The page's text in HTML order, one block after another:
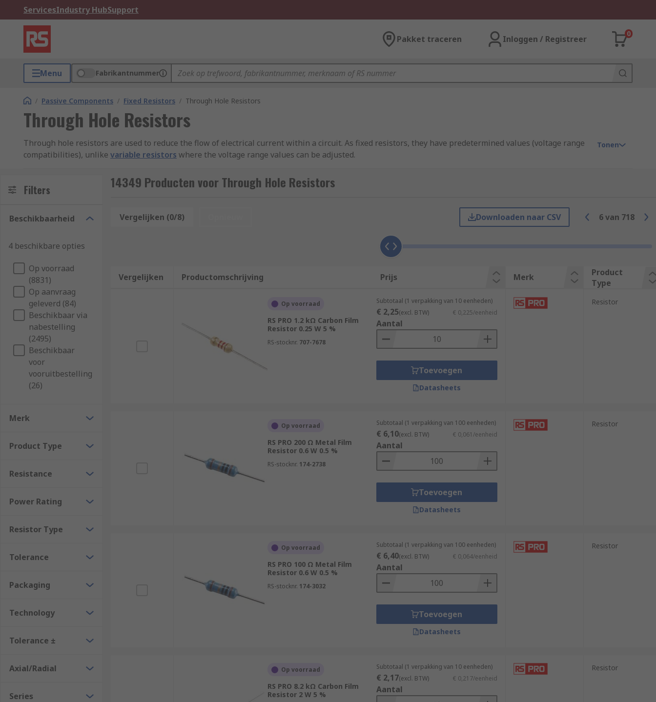
ServicesIndustry HubSupport
Pakket traceren Inloggen / Registreer
0
Menu Fabrikantnummer
/ Passive Components / Fixed Resistors / Through Hole Resistors
Through Hole Resistors
Through hole resistors are used to reduce the flow of electrical current within a circuit. As fixed resistors, they have predetermined values (voltage range
compatibilities), unlike variable resistors where the voltage range values can be adjusted.
Through hole resistors are constructed from metal film for general usage or carbon film for devices that require high tolerance. They have long, pliable
leads that are inserted (either automatically or manually) into holes in printed circuit boards.
What are through hole resistors used for?
Through hole resistors are used in the automotive, telecommunication and medical equipment industries. They are most suitable for larger circuit boards
and prototyping projects where no soldering is required.
Types of through hole resistors
The most common types of through hole resistors are wire wound and axial components:
Axial packages have flat profiles and cylindrical or box-shaped formats with leads on both ends. They are used for short distance applications.
Wire wound resistors have metal wires wrapped around cores made from ceramic, plastic or fibreglass, which give them higher power ratings.
Tonen
Filters
Beschikbaarheid
4 beschikbare opties
Op voorraad
(8831)
Op aanvraag
geleverd (84)
Beschikbaar via
nabestelling
(2495)
Beschikbaar
voor
vooruitbestelling
(26)
Merk
Product Type
Resistance
Power Rating
Resistor Type
Tolerance
Packaging
Technology
Tolerance ±
Axial/Radial
Series
14349 Producten voor Through Hole Resistors
Vergelijken (0/8) Downloaden naar CSV 6van 718
Vergelijken Productomschrijving Prijs Merk
Product
Type
Op voorraad
RS PRO 1.2 kΩ Carbon Film
Resistor 0.25 W 5 %
RS-stocknr. 707-7678
Subtotaal (1 verpakking van 10 eenheden)
€ 2,25(excl. BTW) € 0,225/eenheid
Aantal
Toevoegen
Datasheets
Resistor
Op voorraad
RS PRO 200 Ω Metal Film
Resistor 0.6 W 0.5 %
RS-stocknr. 174-2738
Subtotaal (1 verpakking van 100 eenheden)
€ 6,10(excl. BTW) € 0,061/eenheid
Aantal
Toevoegen
Datasheets
Resistor
Op voorraad
RS PRO 100 Ω Metal Film
Resistor 0.6 W 0.5 %
RS-stocknr. 174-3032
Subtotaal (1 verpakking van 100 eenheden)
€ 6,40(excl. BTW) € 0,064/eenheid
Aantal
Toevoegen
Datasheets
Resistor
Op voorraad
RS PRO 8.2 kΩ Carbon Film
Resistor 2 W 5 %
Subtotaal (1 verpakking van 10 eenheden)
€ 2,17(excl. BTW) € 0,217/eenheid
Aantal
Resistor